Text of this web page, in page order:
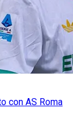
con AS Roma